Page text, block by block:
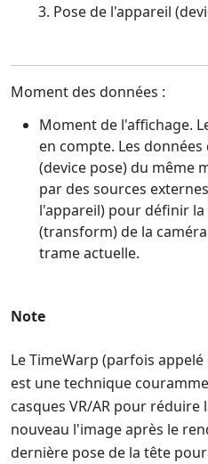
Pose de l'appareil
Moment des données :
Moment de l'affichage.
en compte. Les
(device pose) du même
par des sources
l'appareil) pour définir
(transform) de la
trame actuelle.
Note
Le TimeWarp (parfois
est une technique
casques VR/AR pour réduire
nouveau l'image après le
dernière pose de la tête